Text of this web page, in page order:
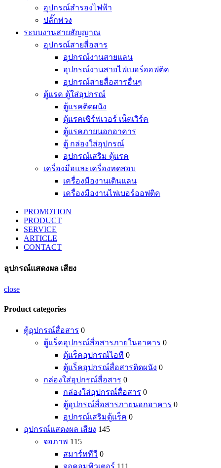
อุปกรณ์สำรองไฟฟ้า
ปลั๊กพ่วง
ระบบงานสายสัญญาณ
อุปกรณ์สายสื่อสาร
อุปกรณ์งานสายแลน
อุปกรณ์งานสายไฟเบอร์ออฟติค
อุปกรณ์สายสื่อสารอื่นๆ
ตู้แรค ตู้ใส่อุปกรณ์
ตู้แรคติดผนัง
ตู้แรคเซิร์ฟเวอร์ เน็ตเวิร์ค
ตู้แรคภายนอกอาคาร
ตู้ กล่องใส่อุปกรณ์
อุปกรณ์เสริม ตู้แรค
เครื่องมือและเครื่องทดสอบ
เครื่องมืองานเดินแลน
เครื่องมืองานไฟเบอร์ออฟติค
PROMOTION
PRODUCT
SERVICE
ARTICLE
CONTACT
อุปกรณ์แสดงผล เสียง
close
Product categories
ตู้อุปกรณ์สื่อสาร 0
ตู้แร็คอุปกรณ์สื่อสารภายในอาคาร 0
ตู้แร็คอุปกรณ์ไอที 0
ตู้แร็คอุปกรณ์สื่อสารติดผนัง 0
กล่องใส่อุปกรณ์สื่อสาร 0
กล่องใส่อุปกรณ์สื่อสาร 0
ตู้อุปกรณ์สื่อสารภายนอกอาคาร 0
อุปกรณ์เสริมตู้แร็ค 0
อุปกรณ์แสดงผล เสียง 145
จอภาพ 115
สมาร์ททีวี 0
จอคอมพิวเตอร์ 111